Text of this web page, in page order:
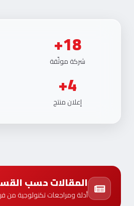
18+
شركة موثّقة
4+
إعلان منتج
المقالات حسب
أدلة ومراجعات تكنولوجية من